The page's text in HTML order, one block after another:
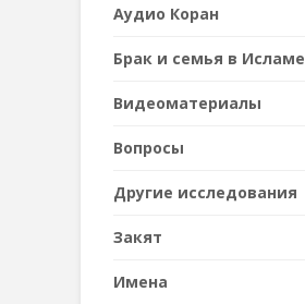
Аудио Коран
Брак и семья в Исламе
Видеоматериалы
Вопросы
Другие исследования
Закят
Имена